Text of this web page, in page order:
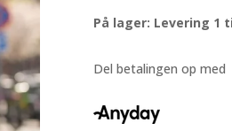
mønster,
og
antal
På lager: Levering 1
Del betalingen op med